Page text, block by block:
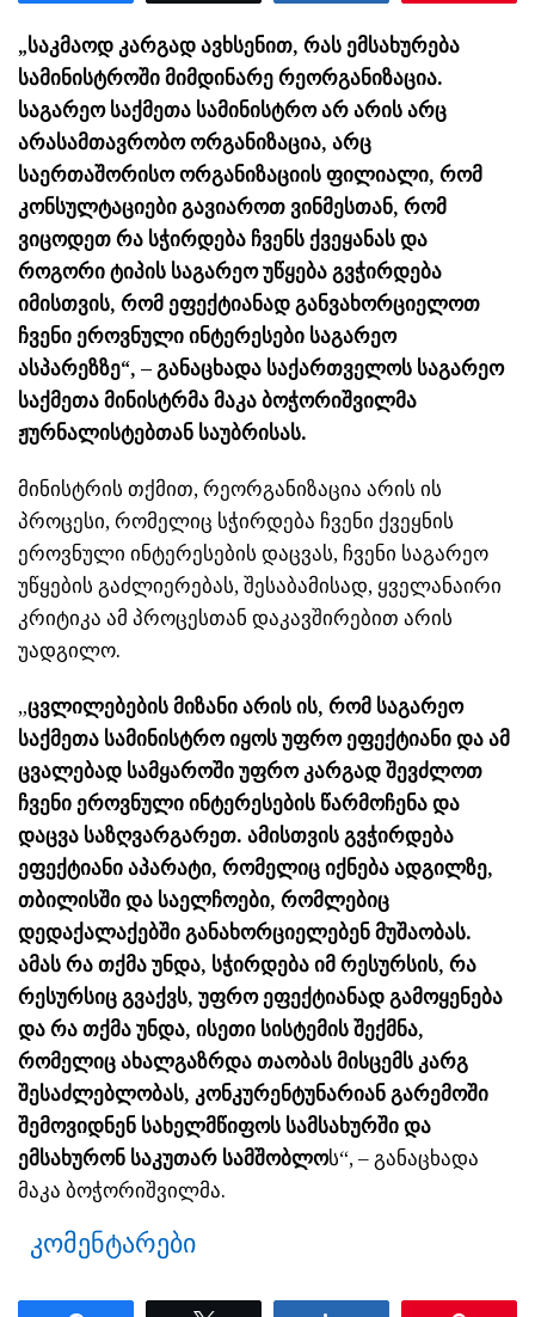
„საკმაოდ კარგად ავხსენით, რას ემსახურება
სამინისტროში მიმდინარე რეორგანიზაცია.
საგარეო საქმეთა სამინისტრო არ არის არც
არასამთავრობო ორგანიზაცია, არც
საერთაშორისო ორგანიზაციის ფილიალი, რომ
კონსულტაციები გავიაროთ ვინმესთან, რომ
ვიცოდეთ რა სჭირდება ჩვენს ქვეყანას და
როგორი ტიპის საგარეო უწყება გვჭირდება
იმისთვის, რომ ეფექტიანად განვახორციელოთ
ჩვენი ეროვნული ინტერესები საგარეო
ასპარეზზე“, – განაცხადა საქართველოს საგარეო
საქმეთა მინისტრმა მაკა ბოჭორიშვილმა
ჟურნალისტებთან საუბრისას.
მინისტრის თქმით, რეორგანიზაცია არის ის
პროცესი, რომელიც სჭირდება ჩვენი ქვეყნის
ეროვნული ინტერესების დაცვას, ჩვენი საგარეო
უწყების გაძლიერებას, შესაბამისად, ყველანაირი
კრიტიკა ამ პროცესთან დაკავშირებით არის
უადგილო.
„ცვლილებების მიზანი არის ის, რომ საგარეო
საქმეთა სამინისტრო იყოს უფრო ეფექტიანი და ამ
ცვალებად სამყაროში უფრო კარგად შევძლოთ
ჩვენი ეროვნული ინტერესების წარმოჩენა და
დაცვა საზღვარგარეთ. ამისთვის გვჭირდება
ეფექტიანი აპარატი, რომელიც იქნება ადგილზე,
თბილისში და საელჩოები, რომლებიც
დედაქალაქებში განახორციელებენ მუშაობას.
ამას რა თქმა უნდა, სჭირდება იმ რესურსის, რა
რესურსიც გვაქვს, უფრო ეფექტიანად გამოყენება
და რა თქმა უნდა, ისეთი სისტემის შექმნა,
რომელიც ახალგაზრდა თაობას მისცემს კარგ
შესაძლებლობას, კონკურენტუნარიან გარემოში
შემოვიდნენ სახელმწიფოს სამსახურში და
ემსახურონ საკუთარ სამშობლოს“, – განაცხადა
მაკა ბოჭორიშვილმა.
კომენტარები